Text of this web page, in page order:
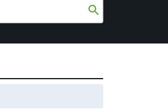
search